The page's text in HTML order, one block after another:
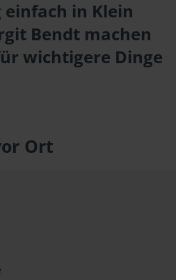
in Klein
Bendt machen
wichtigere Dinge
Ort